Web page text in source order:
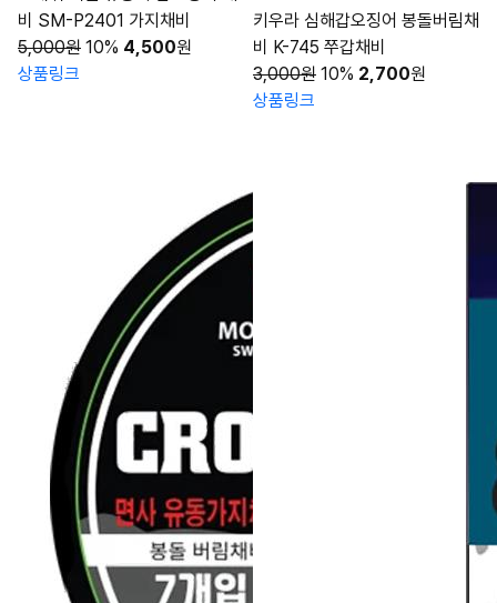
비 SM-P2401 가지채비
5,000원 10% 4,500원
상품링크
키우라 심해갑오징어 봉돌버림채
비 K-745 쭈갑채비
3,000원 10% 2,700원
상품링크